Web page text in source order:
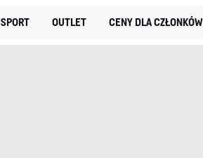
SPORT OUTLET CENY DLA CZŁONKÓW